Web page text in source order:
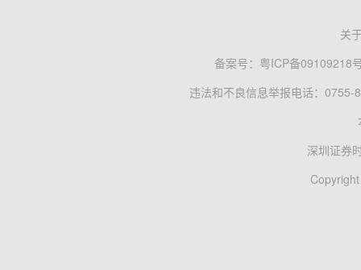
关
备案号： 粤ICP备09109218
违法和不良信息举报电话：0755-
深圳证券